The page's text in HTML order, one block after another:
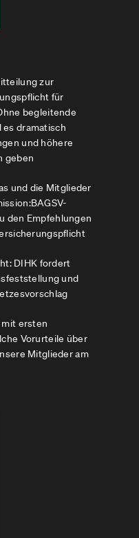
zur
für
begleitende
es dramatisch
und höhere
geben
und die Mitglieder
den Empfehlungen
DIHK fordert
und
ersten
Vorurteile über
Mitglieder am